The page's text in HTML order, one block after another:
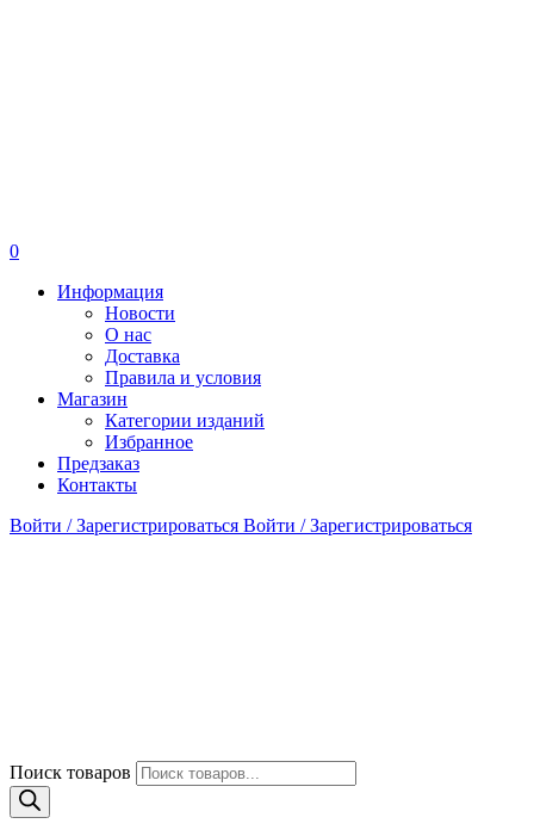
0
Информация
Новости
О нас
Доставка
Правила и условия
Магазин
Категории изданий
Избранное
Предзаказ
Контакты
Войти / Зарегистрироваться Войти / Зарегистрироваться
Поиск товаров